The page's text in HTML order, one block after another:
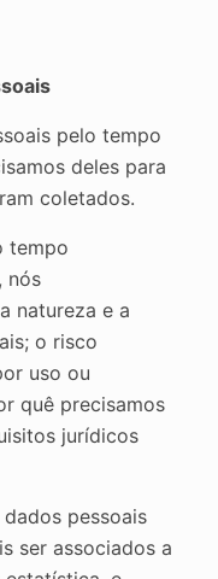
pelo tempo
deles para
coletados.
tempo
nós
natureza e a
o risco
uso ou
quê precisamos
jurídicos
pessoais
ser associados a